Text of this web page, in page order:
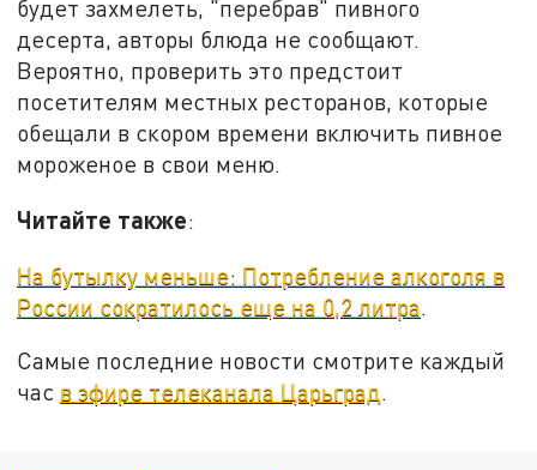
будет захмелеть, "перебрав" пивного
десерта, авторы блюда не сообщают.
Вероятно, проверить это предстоит
посетителям местных ресторанов, которые
обещали в скором времени включить пивное
мороженое в свои меню.
Читайте также:
На бутылку меньше: Потребление алкоголя в
России сократилось еще на 0,2 литра
Самые последние новости смотрите каждый
час в эфире телеканала Царьград.